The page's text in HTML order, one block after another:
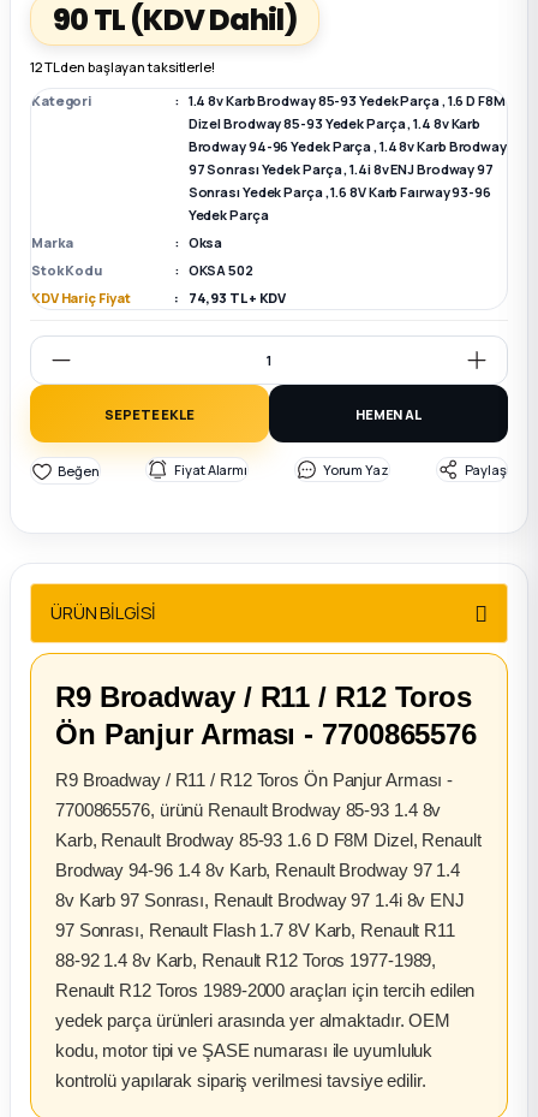
Parça
Parça
Parça
Sedan
Parça
Parça
Parça
90 TL(KDV Dahil)
12 TL den başlayan taksitlerle!
Kategori
1.4 8v Karb Brodway 85-93 Yedek Parça,1.6 D F8M
Dizel Brodway 85-93 Yedek Parça,1.4 8v Karb
Brodway 94-96 Yedek Parça,1.4 8v Karb Brodway
97 Sonrası Yedek Parça,1.4i 8v ENJ Brodway 97
Sonrası Yedek Parça,1.6 8V Karb Faırway 93-96
Yedek Parça
Marka
Oksa
Stok Kodu
OKSA 502
KDV Hariç Fiyat
74,93 TL + KDV
SEPETE EKLE HEMEN AL
Fiyat Alarmı Yorum Yaz Paylaş
ÜRÜN BİLGİSİ
R9 Broadway / R11 / R12 Toros
Ön Panjur Arması - 7700865576
R9 Broadway / R11 / R12 Toros Ön Panjur Arması -
7700865576, ürünü Renault Brodway 85-93 1.4 8v
Karb, Renault Brodway 85-93 1.6 D F8M Dizel, Renault
Brodway 94-96 1.4 8v Karb, Renault Brodway 97 1.4
8v Karb 97 Sonrası, Renault Brodway 97 1.4i 8v ENJ
97 Sonrası, Renault Flash 1.7 8V Karb, Renault R11
88-92 1.4 8v Karb, Renault R12 Toros 1977-1989,
Renault R12 Toros 1989-2000 araçları için tercih edilen
yedek parça ürünleri arasında yer almaktadır. OEM
kodu, motor tipi ve ŞASE numarası ile uyumluluk
kontrolü yapılarak sipariş verilmesi tavsiye edilir.